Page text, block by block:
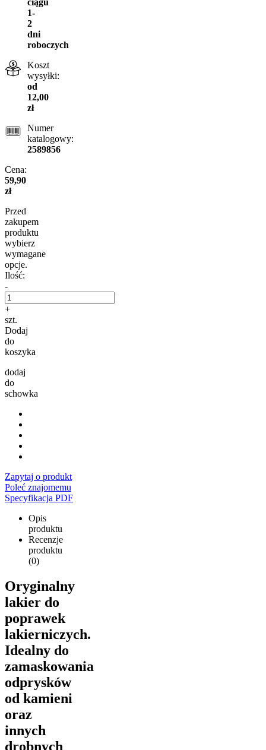
1-
2
dni
roboczych
Koszt
wysyłki:
od
12,00
zł
Numer
katalogowy:
2589856
Cena:
59,90
zł
Przed
zakupem
produktu
wybierz
wymagane
opcje.
Ilość:
-
+
szt.
Dodaj
do
koszyka
dodaj
do
schowka
Zapytaj o produkt
Poleć znajomemu
Specyfikacja PDF
Opis
produktu
Recenzje
produktu
(0)
Oryginalny
lakier do
poprawek
lakierniczych.
Idealny do
zamaskowania
odprysków
od kamieni
oraz
innych
drobnych